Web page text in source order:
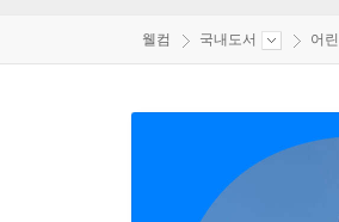
웰컴 국내도서 어린